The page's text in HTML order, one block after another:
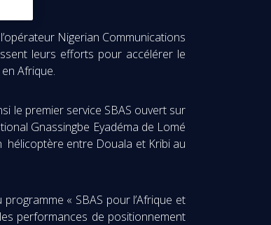
Nigerian Communications
leurs efforts pour accélérer le
Afrique.
le premier service SBAS ouvert sur
Gnassingbe Eyadéma de Lomé
hélicoptère entre Douala et Kribi au
« SBAS pour l’Afrique et
performances de positionnement